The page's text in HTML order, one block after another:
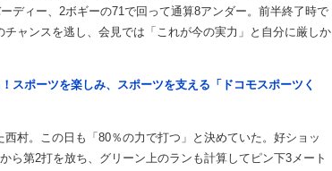
ディー、2ボギーの71で回って通算8アンダー。前半終了時で
ャンスを逃し、会見では「これが今の実力」と自分に厳しか
スポーツを楽しみ、スポーツを支える「ドコモスポーツく
村。この日も「80％の力で打つ」と決めていた。好ショッ
ら第2打を放ち、グリーン上のランも計算してピン下3メート